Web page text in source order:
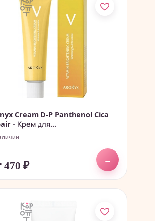
Cream D-P Panthenol Cica
- Крем для...
₽
→